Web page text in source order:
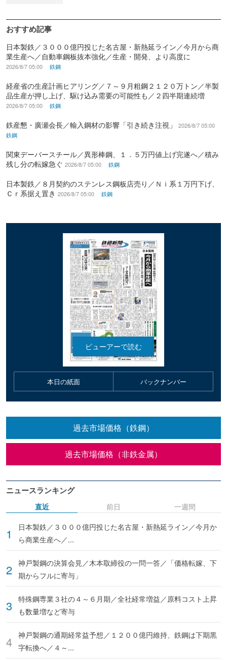
おすすめ記事
日本製鉄／３０００億円投じた名古屋・新熱延ライン／今月から商
業生産へ／自動車鋼板抜本強化／生産・開発、より高度に
2026/8/7 05:00 鉄鋼
経産省の生産計画ヒアリング／７～９月粗鋼２１２０万トン／半製
品生産が押し上げ、駆け込み需要の可能性も／２四半期連続増
2026/8/7 05:00 鉄鋼
鉄産懇・廣瀬会長／輸入鋼材の影響「引き続き注視」
2026/8/7 05:00
鉄鋼
関東デーバースチール／異形棒鋼、１．５万円値上げ完遂へ／積み
残し分の転嫁急ぐ 2026/8/7 05:00 鉄鋼
日本製鉄／８月契約のステンレス鋼板店売り／Ｎｉ系１万円下げ、
Ｃｒ系据え置き 2026/8/7 05:00 鉄鋼
本日の紙面 バックナンバー
過去市場価格（鉄鋼）
過去市場価格（非鉄金属）
ニュースランキング
直近
日本製鉄／３０００億円投じた名古屋・新熱延ライン／今月か
ら商業生産へ／...
神戸製鋼の決算会見／木本取締役の一問一答／「価格転嫁、下
期からフルに寄与」
特殊鋼専業３社の４～６月期／全社経常増益／原料コスト上昇
も数量増など寄与
神戸製鋼の通期経常益予想／１２００億円維持、鉄鋼は下期黒
字転換へ／４～...
前日 一週間